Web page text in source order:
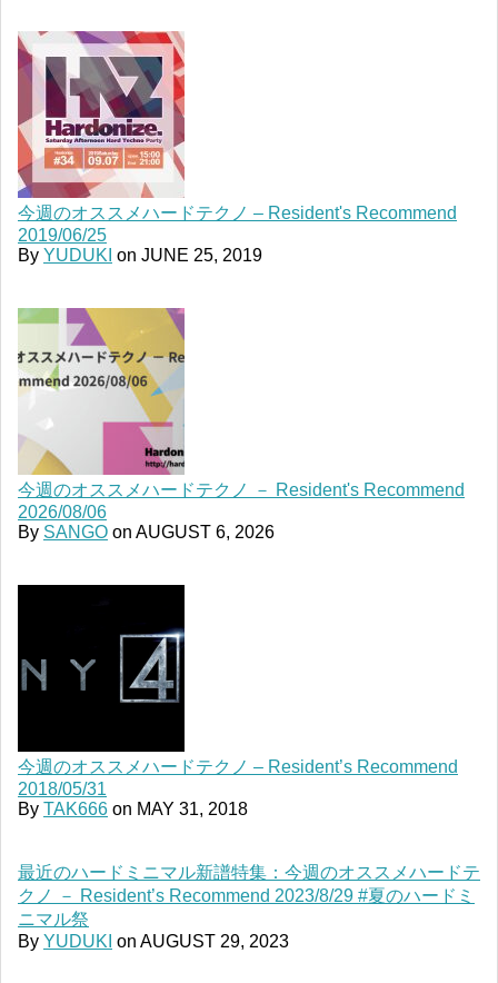
今週のオススメハードテクノ – Resident's Recommend
2019/06/25
By YUDUKI on JUNE 25, 2019
今週のオススメハードテクノ － Resident's Recommend
2026/08/06
By SANGO on AUGUST 6, 2026
今週のオススメハードテクノ – Resident’s Recommend
2018/05/31
By TAK666 on MAY 31, 2018
最近のハードミニマル新譜特集：今週のオススメハードテ
クノ － Resident’s Recommend 2023/8/29 #夏のハードミ
ニマル祭
By YUDUKI on AUGUST 29, 2023